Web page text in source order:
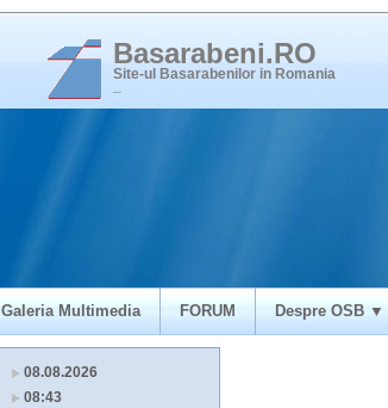
Basarabeni.RO
Site-ul Basarabenilor in Romania
Galeria Multimedia FORUM Despre OSB ▼
08.08.2026
08:43